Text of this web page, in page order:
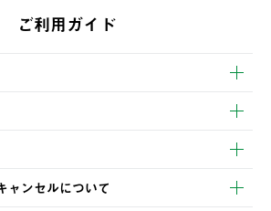
ご利用ガイド
でお支払いいただけます。
2営業日以内に商品を発送いたします。
ませんので、木曜日以降のご注文は週明け
ざいます。
ャンセルについて